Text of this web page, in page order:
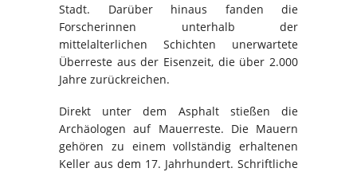
Stadt. Darüber hinaus fanden die
Forscherinnen unterhalb der
mittelalterlichen Schichten unerwartete
Überreste aus der Eisenzeit, die über 2.000
Jahre zurückreichen.
Direkt unter dem Asphalt stießen die
Archäologen auf Mauerreste. Die Mauern
gehören zu einem vollständig erhaltenen
Keller aus dem 17. Jahrhundert. Schriftliche